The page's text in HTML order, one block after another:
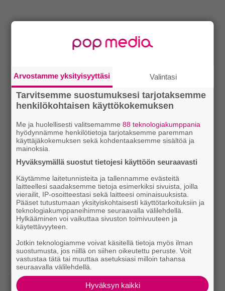
Arvostamme yksityisyyttäsi Valintasi
Tarvitsemme suostumuksesi tarjotaksemme
henkilökohtaisen käyttökokemuksen
Me ja huolellisesti valitsemamme88 teknologiakumppania
hyödynnämme henkilötietoja tarjotaksemme paremman
käyttäjäkokemuksen sekä kohdentaaksemme sisältöä ja
mainoksia.
Hyväksymällä suostut tietojesi käyttöön seuraavasti
Käytämme laitetunnisteita ja tallennamme evästeitä
laitteellesi saadaksemme tietoja esimerkiksi sivuista, joilla
vierailit, IP-osoitteestasi sekä laitteesi ominaisuuksista.
Pääset tutustumaan yksityiskohtaisesti käyttötarkoituksiin ja
teknologiakumppaneihimme seuraavalla välilehdellä.
Hylkääminen voi vaikuttaa sivuston toimivuuteen ja
käytettävyyteen.
Jotkin teknologiamme voivat käsitellä tietoja myös ilman
suostumusta, jos niillä on siihen oikeutettu peruste. Voit
vastustaa tätä tai muuttaa asetuksiasi milloin tahansa
seuraavalla välilehdellä.
Hyväksyn kaikki